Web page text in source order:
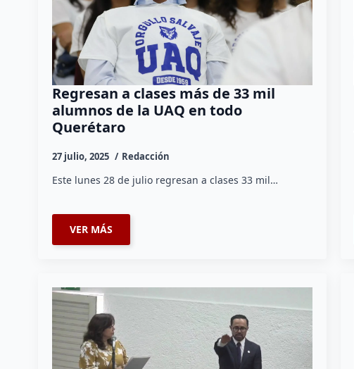
Regresan a clases más de 33 mil
alumnos de la UAQ en todo
Querétaro
27 julio, 2025 Redacción
Este lunes 28 de julio regresan a clases 33 mil…
VER MÁS